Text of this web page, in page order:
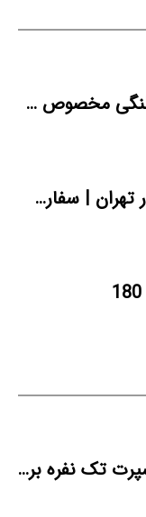
فروش روتختی طرح پلنگی مخصوص عروس
مراکز پخش روتختی در تهران | سفارش روتختی ارزان مخمل از تولیدی | پاندا
خرید عمده روتختی اسپرت تک نفره برای صادرات